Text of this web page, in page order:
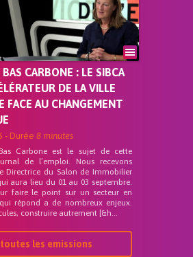
CARBONE : LE SIBCA
DE LA VILLE
FACE AU CHANGEMENT
- Durée 8 minutes
Carbone est le sujet de cette
de l’emploi. Nous recevons
Directrice du Salon de Immobilier
aura lieu du 01 au 03 septembre.
faire le point sur un secteur en
répond a de nombreux enjeux.
construire autrement [&h...
les emissions